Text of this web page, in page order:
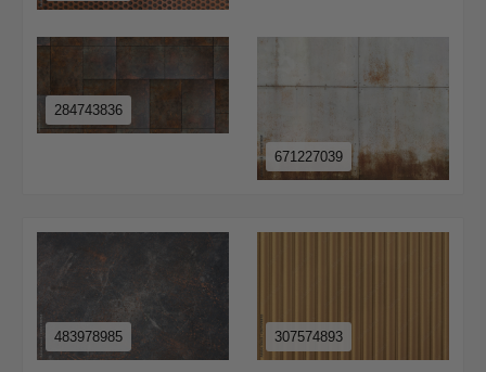
284743836
671227039
483978985 307574893